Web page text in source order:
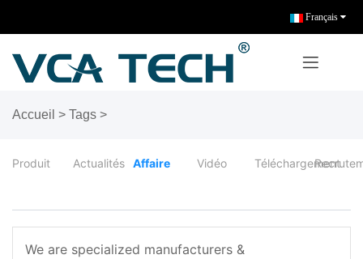
Français
Accueil > Tags >
Produit Actualités Affaire Vidéo Téléchargement
We are specialized manufacturers &